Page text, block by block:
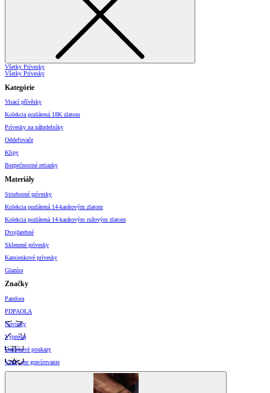
Všetky Prívesky
Všetky Prívesky
Kategórie
Visací přívěsky
Kolekcia pozlátená 18K zlatom
Prívesky na náhrdelníky
Oddeľovače
Klipy
Bezpečnostné retiazky
Materiály
Strieborné prívesky
Kolekcia pozlátená 14-karátovým zlatom
Kolekcia pozlátená 14-karátovým ružovým zlatom
Dvojfarebné
Sklenené prívesky
Kamienkové prívesky
Glazúra
Značky
Pandora
PDPAOLA
Novinky
Výpredaj
Darčekové poukazy
Vzory pre gravírovanie